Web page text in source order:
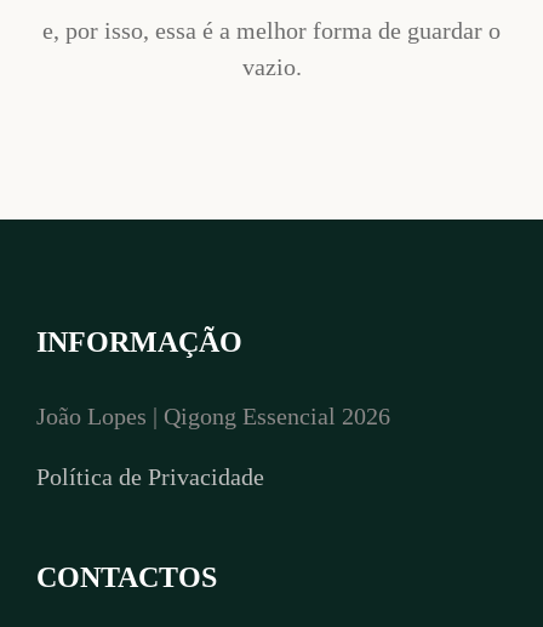
e, por isso, essa é a melhor forma de guardar o
vazio.
INFORMAÇÃO
João Lopes | Qigong Essencial 2026
Política de Privacidade
CONTACTOS